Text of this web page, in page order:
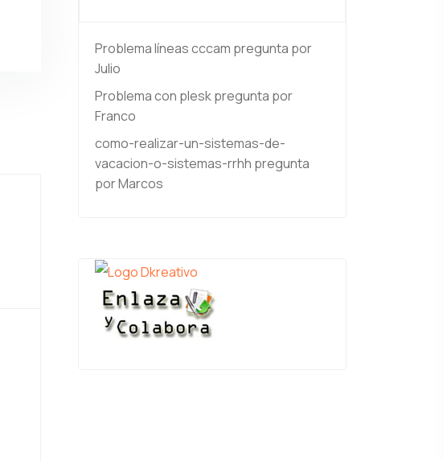
Problema líneas cccam pregunta por
Julio
Problema con pleskpregunta por
Franco
como-realizar-un-sistemas-de-
vacacion-o-sistemas-rrhh pregunta
por Marcos